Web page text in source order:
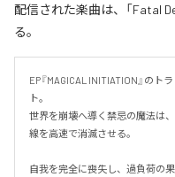
配信された楽曲は、「Fatal
る。
EP『MAGICAL INITIATION』のト
ト。
世界を崩壊へ導く禁忌の魔法は
線を高速で消滅させる。
自我を完全に喪失し、過負荷の